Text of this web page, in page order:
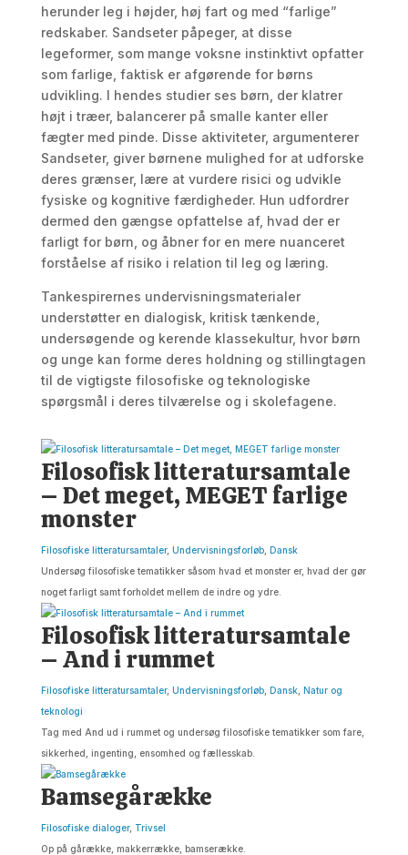
herunder leg i højder, høj fart og med “farlige”
redskaber. Sandseter påpeger, at disse
legeformer, som mange voksne instinktivt opfatter
som farlige, faktisk er afgørende for børns
udvikling. I hendes studier ses børn, der klatrer
højt i træer, balancerer på smalle kanter eller
fægter med pinde. Disse aktiviteter, argumenterer
Sandseter, giver børnene mulighed for at udforske
deres grænser, lære at vurdere risici og udvikle
fysiske og kognitive færdigheder. Hun udfordrer
dermed den gængse opfattelse af, hvad der er
farligt for børn, og åbner for en mere nuanceret
forståelse af risiko i relation til leg og læring.
Tankespirernes undervisningsmaterialer
understøtter en dialogisk, kritisk tænkende,
undersøgende og kerende klassekultur, hvor børn
og unge kan forme deres holdning og stillingtagen
til de vigtigste filosofiske og teknologiske
spørgsmål i deres tilværelse og i skolefagene.
Filosofisk litteratursamtale
– Det meget, MEGET farlige
monster
Filosofiske litteratursamtaler, Undervisningsforløb, Dansk
Undersøg filosofiske tematikker såsom hvad et monster er, hvad der gør
noget farligt samt forholdet mellem de indre og ydre.
Filosofisk litteratursamtale
– And i rummet
Filosofiske litteratursamtaler, Undervisningsforløb, Dansk, Natur og
teknologi
Tag med And ud i rummet og undersøg filosofiske tematikker som fare,
sikkerhed, ingenting, ensomhed og fællesskab.
Bamsegårække
Filosofiske dialoger, Trivsel
Op på gårække, makkerrække, bamserække.